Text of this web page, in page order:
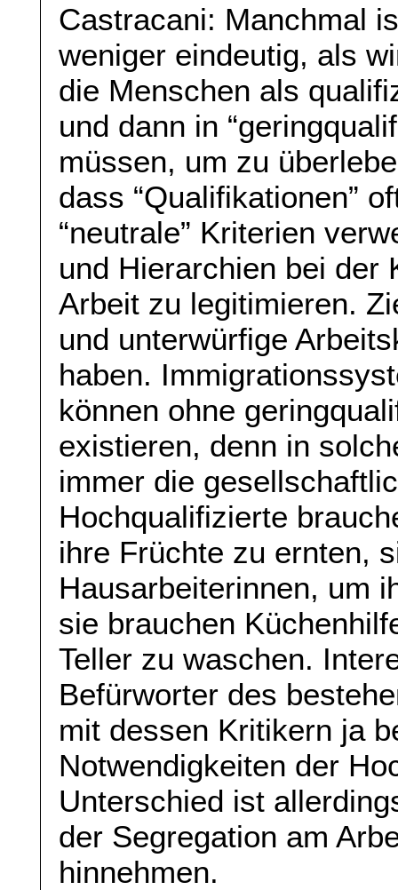
Castracani: Manchmal
weniger eindeutig, als
die Menschen als
und dann in
müssen, um zu
dass “Qualifikationen”
“neutrale” Kriterien
und Hierarchien bei der
Arbeit zu legitimieren.
und unterwürfige
haben.
können ohne
existieren, denn in
immer die
Hochqualifizierte
ihre Früchte zu ernten,
Hausarbeiterinnen, um
sie brauchen
Teller zu waschen.
Befürworter des
mit dessen Kritikern ja
Notwendigkeiten der
Unterschied ist
der Segregation am
hinnehmen.